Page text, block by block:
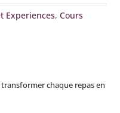
Experiences,Cours
chaque repas en